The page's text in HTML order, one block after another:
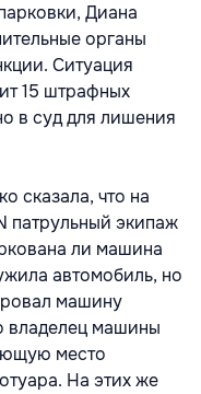
Диана
органы
Ситуация
15 штрафных
в суд для лишения
сказала, что на
патрульный экипаж
ли машина
автомобиль, но
машину
владелец машины
место
На этих же